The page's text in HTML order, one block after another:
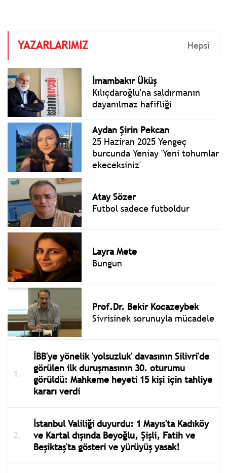
YAZARLARIMIZ Hepsi
İmambakır Üküş
Kılıçdaroğlu'na saldırmanın
dayanılmaz hafifliği
Aydan Şirin Pekcan
25 Haziran 2025 Yengeç
burcunda Yeniay 'Yeni tohumlar
ekeceksiniz'
Atay Sözer
Futbol sadece futboldur
Layra Mete
Bungun
Prof.Dr. Bekir Kocazeybek
Sivrisinek sorunuyla mücadele
İBB'ye yönelik 'yolsuzluk' davasının Silivri'de
görülen ilk duruşmasının 30. oturumu
görüldü: Mahkeme heyeti 15 kişi için tahliye
kararı verdi
İstanbul Valiliği duyurdu: 1 Mayıs'ta Kadıköy
ve Kartal dışında Beyoğlu, Şişli, Fatih ve
Beşiktaş'ta gösteri ve yürüyüş yasak!